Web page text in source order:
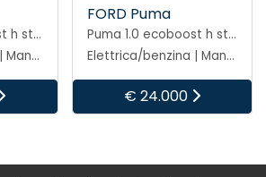
Puma 1.0 ecoboost h st-line 125cv
Elettrica/benzina | Manuale
FORD Puma
Puma 1.0 ecoboost h st-line 125cv
Elettrica/benzina | Manuale
€ 24.000